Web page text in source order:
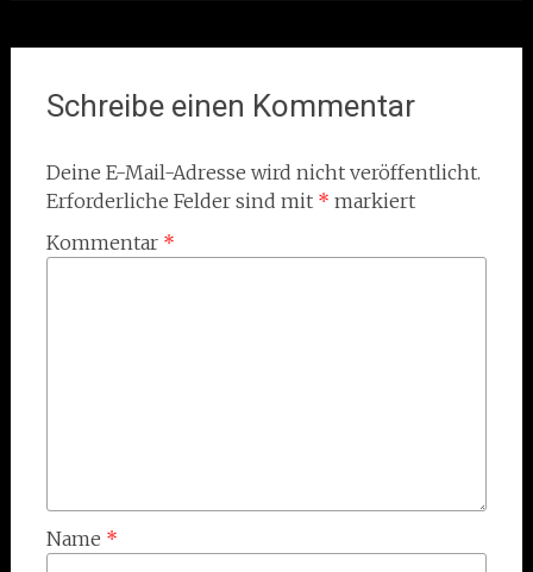
Schreibe einen Kommentar
Deine E-Mail-Adresse wird nicht veröffentlicht.
Erforderliche Felder sind mit * markiert
Kommentar *
Name *